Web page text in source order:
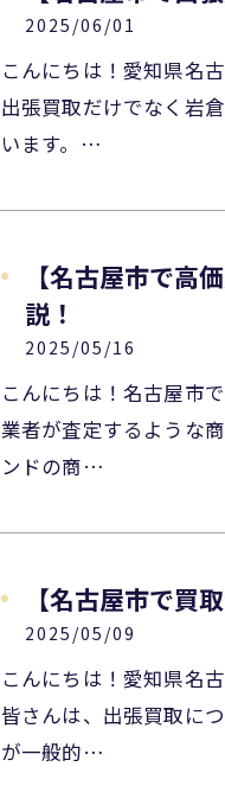
2025/06/01
こんにちは！愛知県名
出張買取だけでなく岩
います。…
【名古屋市で高
説！
2025/05/16
こんにちは！名古屋市
業者が査定するような
ンドの商…
【名古屋市で買
2025/05/09
こんにちは！愛知県名
皆さんは、出張買取に
が一般的…